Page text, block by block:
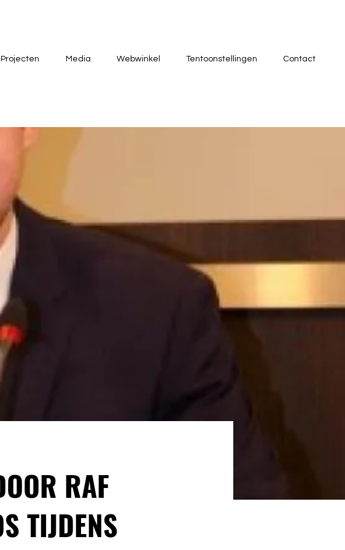
Projecten Media Webwinkel Tentoonstellingen Contact
RAF
TIJDENS